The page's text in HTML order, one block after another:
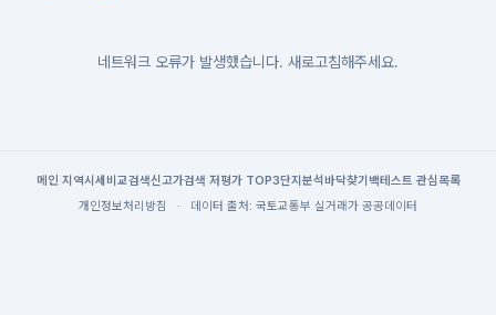
네트워크 오류가 발생했습니다. 새로고침해주세요.
메인| 지역시세 비교검색신고가검색 저평가 TOP3단지분석 바닥찾기 백테스트 관심목록
개인정보처리방침
· 데이터 출처: 국토교통부 실거래가 공공데이터